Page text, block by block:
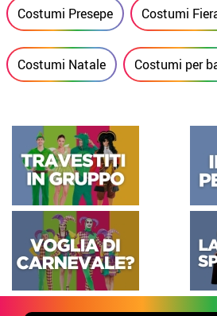
Costumi Presepe Costumi
Costumi Natale Costumi per